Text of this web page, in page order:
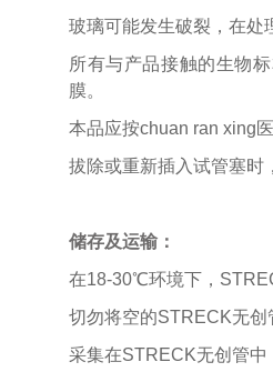
玻璃可能发生破裂，在处
所有与产品接触的生物
膜。
本品应按chuan ran xing
拔除或重新插入试管塞时
储存及运输：
在18-30℃环境下，
切勿将空的STRECK无
采集在STRECK无创管